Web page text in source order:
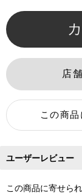
ユーザーレビュー
この商品に寄せら